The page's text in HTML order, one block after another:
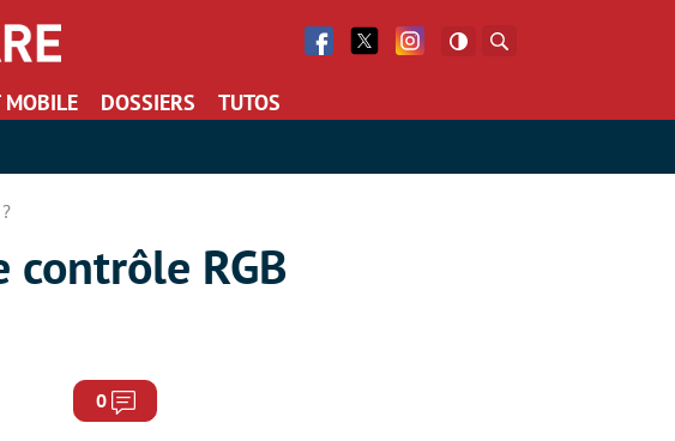
Facebook
Twitter Facebook
MOBILE DOSSIERS TUTOS
contrôle RGB
0 Commentaires